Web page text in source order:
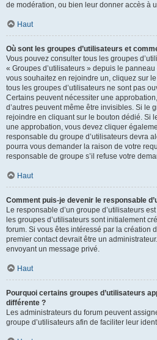
de modération, ou bien leur donner accès à
Haut
Où sont les groupes d’utilisateurs et
Vous pouvez consulter tous les groupes
« Groupes d’utilisateurs » depuis le
vous souhaitez en rejoindre un, cliquez sur
tous les groupes d’utilisateurs ne sont pas
Certains peuvent nécessiter une
d’autres peuvent même être invisibles. Si le
rejoindre en cliquant sur le bouton dédié. Si
une approbation, vous devez cliquer
responsable du groupe d’utilisateurs devra
pourra vous demander la raison de votre
responsable de groupe s’il refuse votre
Haut
Comment puis-je devenir le responsable
Le responsable d’un groupe d’utilisateurs
les groupes d’utilisateurs sont initialement
forum. Si vous êtes intéressé par la création
premier contact devrait être un
envoyant un message privé.
Haut
Pourquoi certains groupes d’utilisateurs
différente ?
Les administrateurs du forum peuvent
groupe d’utilisateurs afin de faciliter leur